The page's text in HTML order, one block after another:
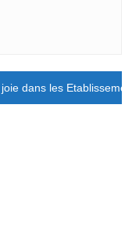
dans les